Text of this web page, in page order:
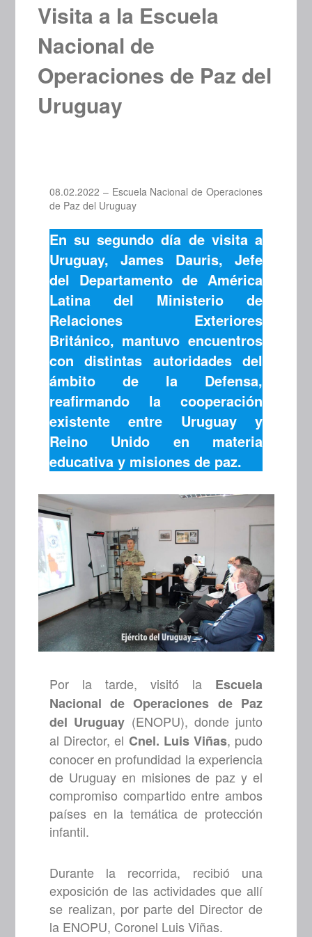
Visita a la Escuela
Nacional de
Operaciones de Paz del
Uruguay
08.02.2022 – Escuela Nacional de Operaciones
de Paz del Uruguay
En su segundo día de visita a
Uruguay, James Dauris, Jefe
del Departamento de América
Latina del Ministerio de
Relaciones Exteriores
Británico, mantuvo encuentros
con distintas autoridades del
ámbito de la Defensa,
reafirmando la cooperación
existente entre Uruguay y
Reino Unido en materia
educativa y misiones de paz.
Por la tarde, visitó la Escuela
Nacional de Operaciones de Paz
del Uruguay (ENOPU), donde junto
al Director, el Cnel. Luis Viñas, pudo
conocer en profundidad la experiencia
de Uruguay en misiones de paz y el
compromiso compartido entre ambos
países en la temática de protección
infantil.
Durante la recorrida, recibió una
exposición de las actividades que allí
se realizan, por parte del Director de
la ENOPU, Coronel Luis Viñas.